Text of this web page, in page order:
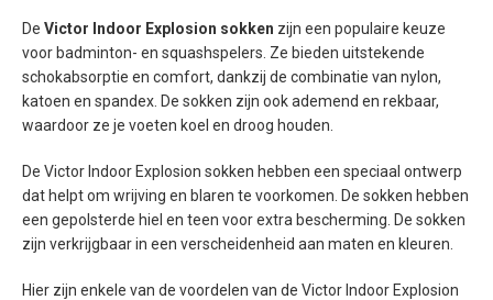
De Victor Indoor Explosion sokken zijn een populaire keuze
voor badminton- en squashspelers. Ze bieden uitstekende
schokabsorptie en comfort, dankzij de combinatie van nylon,
katoen en spandex. De sokken zijn ook ademend en rekbaar,
waardoor ze je voeten koel en droog houden.
De Victor Indoor Explosion sokken hebben een speciaal ontwerp
dat helpt om wrijving en blaren te voorkomen. De sokken hebben
een gepolsterde hiel en teen voor extra bescherming. De sokken
zijn verkrijgbaar in een verscheidenheid aan maten en kleuren.
Hier zijn enkele van de voordelen van de Victor Indoor Explosion